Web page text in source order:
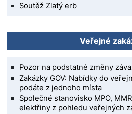
Soutěž Zlatý erb
Veřejné
Pozor na podstatné změny
Zakázky GOV: Nabídky do
podáte z jednoho místa
Společné stanovisko MPO,
elektřiny z pohledu veřejných